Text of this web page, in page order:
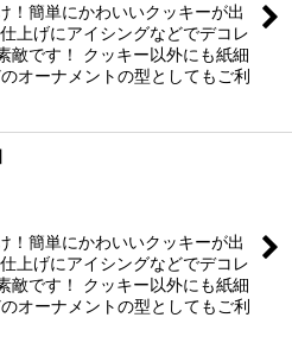
！簡単にかわいいクッキーが出
上げにアイシングなどでデコレ
敵です！ クッキー以外にも紙細
オーナメントの型としてもご利
！簡単にかわいいクッキーが出
上げにアイシングなどでデコレ
敵です！ クッキー以外にも紙細
オーナメントの型としてもご利